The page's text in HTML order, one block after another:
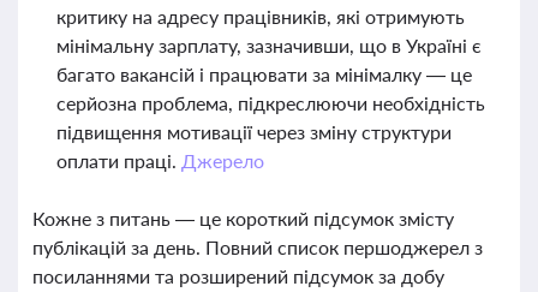
критику на адресу працівників, які отримують
мінімальну зарплату, зазначивши, що в Україні є
багато вакансій і працювати за мінімалку — це
серйозна проблема, підкреслюючи необхідність
підвищення мотивації через зміну структури
оплати праці. Джерело
Кожне з питань — це короткий підсумок змісту
публікацій за день. Повний список першоджерел з
посиланнями та розширений підсумок за добу